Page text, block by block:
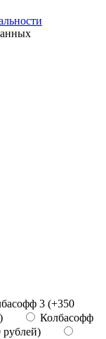
3 (+350
Колбасофф
рублей)